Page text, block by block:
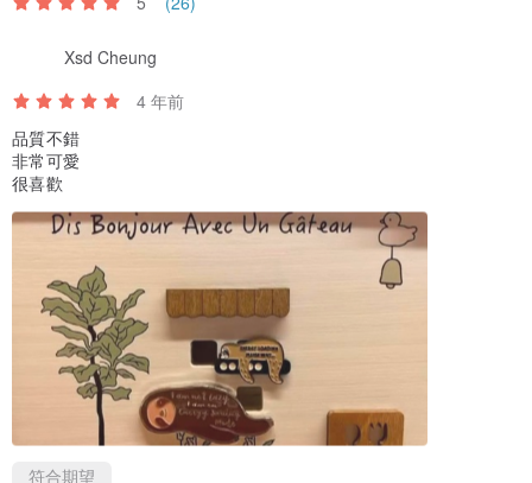
Xsd Cheung
4 年前
品質不錯
非常可愛
很喜歡
符合期望